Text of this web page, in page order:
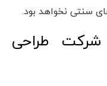
سنتی نخواهد بود.
شرکت طراحی